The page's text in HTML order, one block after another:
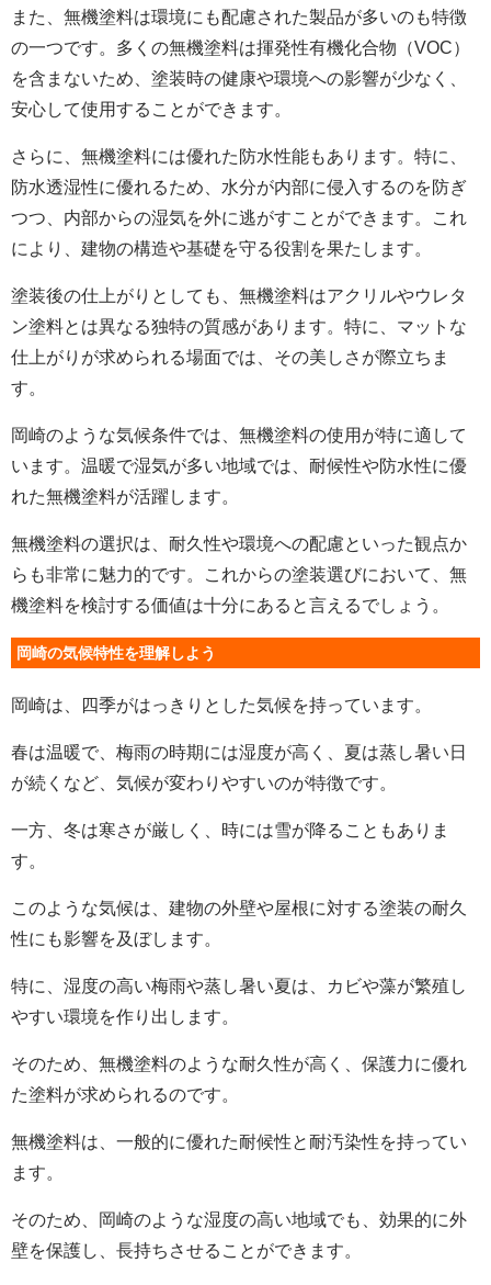
また、無機塗料は環境にも配慮された製品が多いのも特徴
の一つです。多くの無機塗料は揮発性有機化合物（VOC）
を含まないため、塗装時の健康や環境への影響が少なく、
安心して使用することができます。
さらに、無機塗料には優れた防水性能もあります。特に、
防水透湿性に優れるため、水分が内部に侵入するのを防ぎ
つつ、内部からの湿気を外に逃がすことができます。これ
により、建物の構造や基礎を守る役割を果たします。
塗装後の仕上がりとしても、無機塗料はアクリルやウレタ
ン塗料とは異なる独特の質感があります。特に、マットな
仕上がりが求められる場面では、その美しさが際立ちま
す。
岡崎のような気候条件では、無機塗料の使用が特に適して
います。温暖で湿気が多い地域では、耐候性や防水性に優
れた無機塗料が活躍します。
無機塗料の選択は、耐久性や環境への配慮といった観点か
らも非常に魅力的です。これからの塗装選びにおいて、無
機塗料を検討する価値は十分にあると言えるでしょう。
岡崎の気候特性を理解しよう
岡崎は、四季がはっきりとした気候を持っています。
春は温暖で、梅雨の時期には湿度が高く、夏は蒸し暑い日
が続くなど、気候が変わりやすいのが特徴です。
一方、冬は寒さが厳しく、時には雪が降ることもありま
す。
このような気候は、建物の外壁や屋根に対する塗装の耐久
性にも影響を及ぼします。
特に、湿度の高い梅雨や蒸し暑い夏は、カビや藻が繁殖し
やすい環境を作り出します。
そのため、無機塗料のような耐久性が高く、保護力に優れ
た塗料が求められるのです。
無機塗料は、一般的に優れた耐候性と耐汚染性を持ってい
ます。
そのため、岡崎のような湿度の高い地域でも、効果的に外
壁を保護し、長持ちさせることができます。